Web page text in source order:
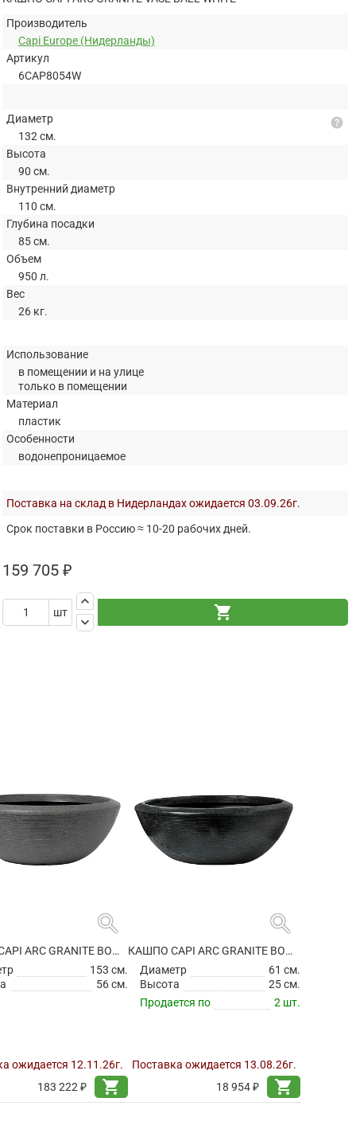
Производитель
Capi Europe (Нидерланды)
Артикул
6CAP8054W
Диаметр
132 см.
Высота
90 см.
Внутренний диаметр
110 см.
Глубина посадки
85 см.
Объем
950 л.
Вес
26 кг.
help
Использование
в помещении и на улице
только в помещении
Материал
пластик
Особенности
водонепроницаемое
Поставка на склад в Нидерландах ожидается 03.09.26г.
Срок поставки в Россию ≈ 10-20 рабочих дней.
159 705 ₽
шт
keyboard_arrow_up
keyboard_arrow_down
shopping_cart
search
КАШПО CAPI ARC GRANITE BOWL LOW ANTHRACITE
153 см.
56 см.
ожидается 12.11.26г.
183 222 ₽
shopping_cart
search
КАШПО CAPI ARC GRANITE BOWL LOW BLACK
Диаметр
61 см.
Высота
25 см.
Продается по
2 шт.
Поставка ожидается 13.08.26г.
18 954 ₽
shopping_cart